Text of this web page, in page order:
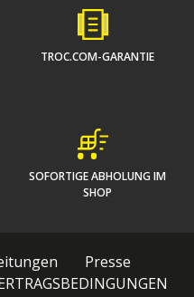
TROC.COM-GARANTIE
SOFORTIGE ABHOLUNG IM
SHOP
Presse